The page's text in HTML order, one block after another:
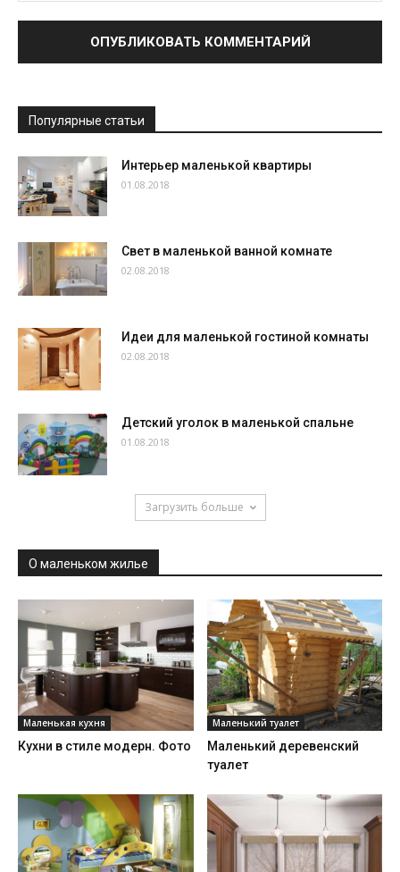
Популярные статьи
Интерьер маленькой квартиры
01.08.2018
Свет в маленькой ванной комнате
02.08.2018
Идеи для маленькой гостиной комнаты
02.08.2018
Детский уголок в маленькой спальне
01.08.2018
Загрузить больше
О маленьком жилье
Маленькая кухня
Кухни в стиле модерн. Фото
Маленький туалет
Маленький деревенский
туалет